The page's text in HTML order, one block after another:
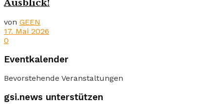
Ausblick!
von GEEN
17. Mai 2026
0
Eventkalender
Bevorstehende Veranstaltungen
gsi.news unterstützen